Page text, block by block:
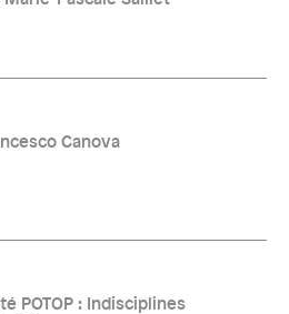
Canova
POTOP : Indisciplines